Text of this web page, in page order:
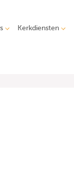
Kerkdiensten